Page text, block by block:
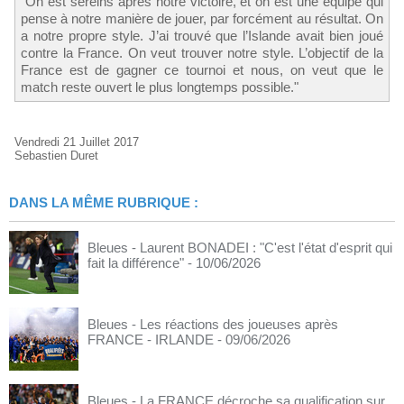
pense à notre manière de jouer, par forcément au résultat. On
a notre propre style. J’ai trouvé que l’Islande avait bien joué
contre la France. On veut trouver notre style. L’objectif de la
France est de gagner ce tournoi et nous, on veut que le
match reste ouvert le plus longtemps possible."
Vendredi 21 Juillet 2017
Sebastien Duret
DANS LA MÊME RUBRIQUE :
Bleues - Laurent BONADEI : "C'est l'état d'esprit qui
fait la différence" - 10/06/2026
Bleues - Les réactions des joueuses après
FRANCE - IRLANDE - 09/06/2026
Bleues - La FRANCE décroche sa qualification sur